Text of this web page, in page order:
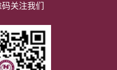
关注我们